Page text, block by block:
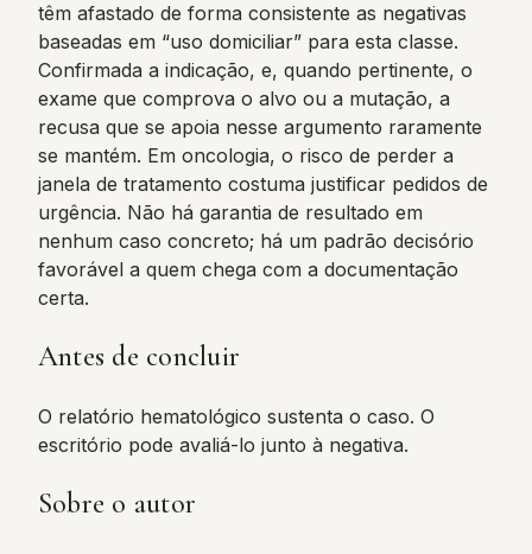
têm afastado de forma consistente as negativas
baseadas em “uso domiciliar” para esta classe.
Confirmada a indicação, e, quando pertinente, o
exame que comprova o alvo ou a mutação, a
recusa que se apoia nesse argumento raramente
se mantém. Em oncologia, o risco de perder a
janela de tratamento costuma justificar pedidos de
urgência. Não há garantia de resultado em
nenhum caso concreto; há um padrão decisório
favorável a quem chega com a documentação
certa.
Antes de concluir
O relatório hematológico sustenta o caso. O
escritório pode avaliá-lo junto à negativa.
Sobre o autor